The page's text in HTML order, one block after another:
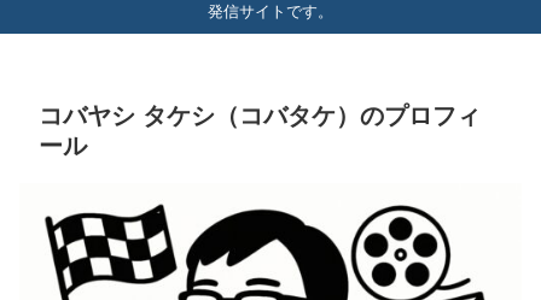
発信サイトです。
コバヤシ タケシ（コバタケ）のプロフィ
ール